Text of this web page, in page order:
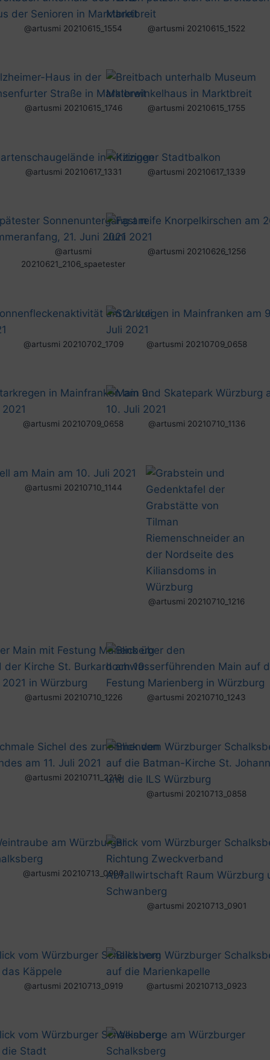
@artusmi 20210615_1554 @artusmi 20210615_1522
@artusmi 20210615_1746 @artusmi 20210615_1755
@artusmi 20210617_1331 @artusmi 20210617_1339
@artusmi
20210621_2106_spaetester
@artusmi 20210626_1256
@artusmi 20210702_1709 @artusmi 20210709_0658
@artusmi 20210709_0658 @artusmi 20210710_1136
@artusmi 20210710_1144
@artusmi 20210710_1216
@artusmi 20210710_1226 @artusmi 20210710_1243
@artusmi 20210711_2218
@artusmi 20210713_0858
@artusmi 20210713_0900
@artusmi 20210713_0901
@artusmi 20210713_0919 @artusmi 20210713_0923